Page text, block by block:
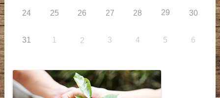
24 25 26 27 28 29 30
31 1 2 3 4 5 6